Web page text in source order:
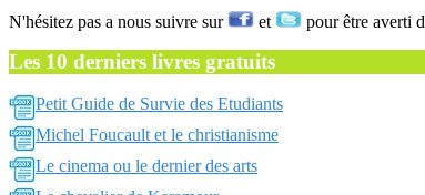
N'hésitez pas a nous suivre sur et pour être averti
Les 10 derniers livres gratuits
Petit Guide de Survie des Etudiants
Michel Foucault et le christianisme
Le cinema ou le dernier des arts